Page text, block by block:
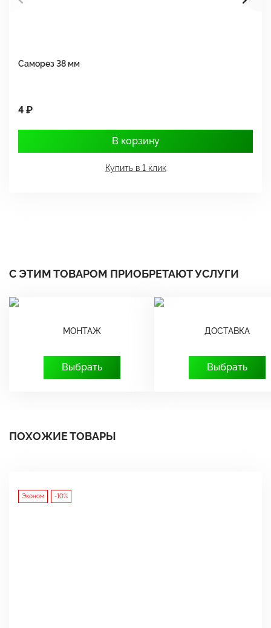
Саморез 38 мм
4 ₽
В корзину
Купить в 1 клик
С ЭТИМ ТОВАРОМ ПРИОБРЕТАЮТ УСЛУГИ
МОНТАЖ
Выбрать
ДОСТАВКА
Выбрать
ПОХОЖИЕ ТОВАРЫ
Эконом -10%